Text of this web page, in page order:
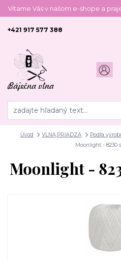
Vítame Vás v našom e-shope a
+421 917 577 388
Úvod VLNA,PRIADZA Podľa
Moonlight - 8230
Moonlight -